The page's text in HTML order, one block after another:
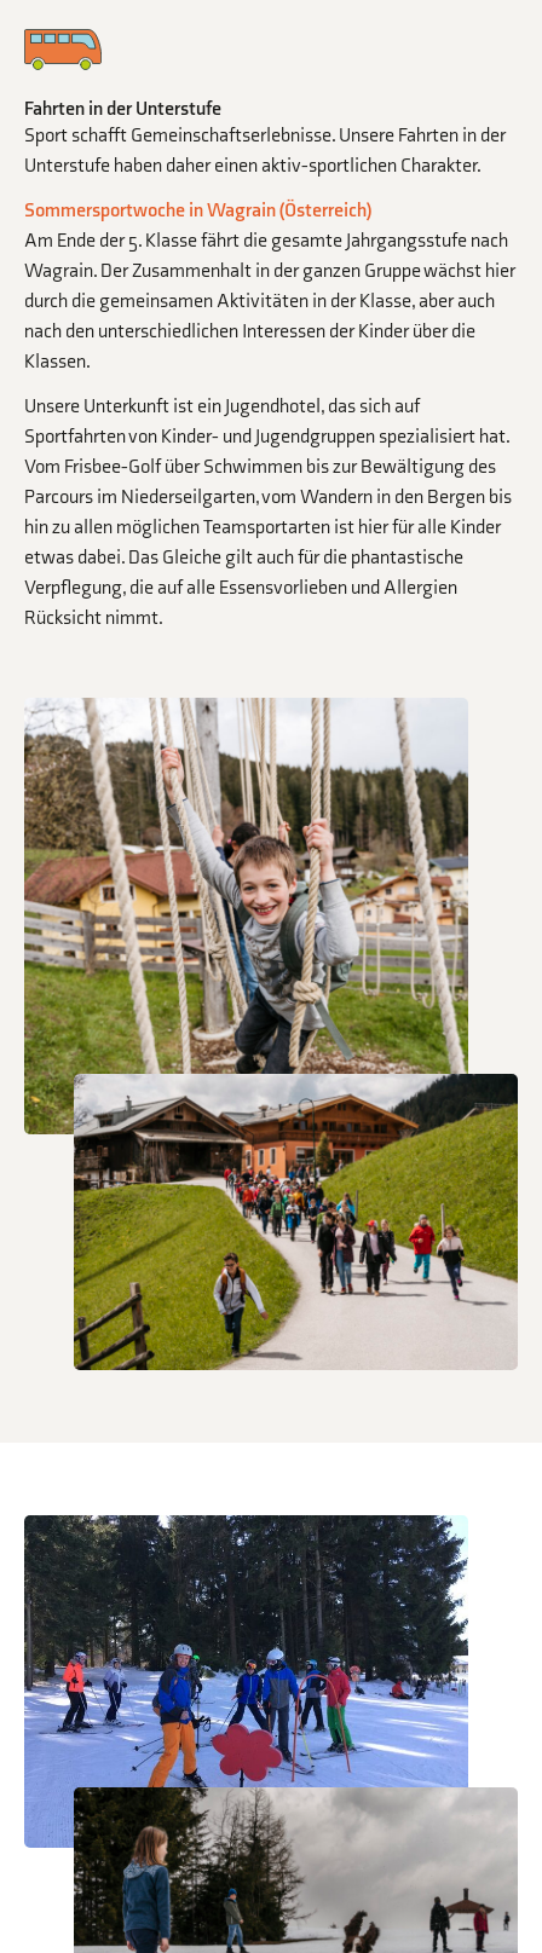
Fahrten in der Unterstufe
Sport schafft Gemeinschaftserlebnisse. Unsere Fahrten in der
Unterstufe haben daher einen aktiv-sportlichen Charakter.
Sommersportwoche in Wagrain (Österreich)
Am Ende der 5. Klasse fährt die gesamte Jahrgangsstufe nach
Wagrain. Der Zusammenhalt in der ganzen Gruppe wächst hier
durch die gemeinsamen Aktivitäten in der Klasse, aber auch
nach den unterschiedlichen Interessen der Kinder über die
Klassen.
Unsere Unterkunft ist ein Jugendhotel, das sich auf
Sportfahrten von Kinder- und Jugendgruppen spezialisiert hat.
Vom Frisbee-Golf über Schwimmen bis zur Bewältigung des
Parcours im Niederseilgarten, vom Wandern in den Bergen bis
hin zu allen möglichen Teamsportarten ist hier für alle Kinder
etwas dabei. Das Gleiche gilt auch für die phantastische
Verpflegung, die auf alle Essensvorlieben und Allergien
Rücksicht nimmt.